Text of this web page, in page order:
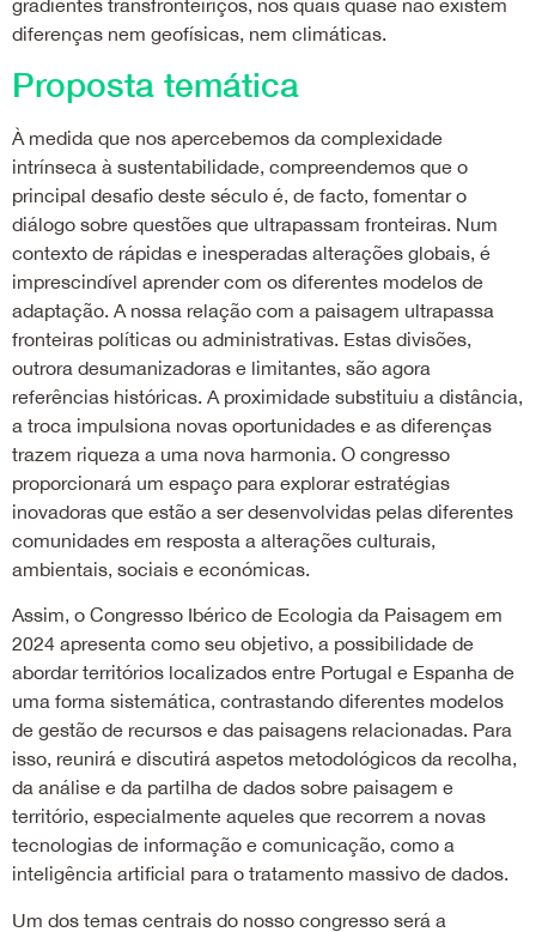
gradientes transfronteiriços, nos quais quase não existem
diferenças nem geofísicas, nem climáticas.
Proposta temática
À medida que nos apercebemos da complexidade
intrínseca à sustentabilidade, compreendemos que o
principal desafio deste século é, de facto, fomentar o
diálogo sobre questões que ultrapassam fronteiras. Num
contexto de rápidas e inesperadas alterações globais, é
imprescindível aprender com os diferentes modelos de
adaptação. A nossa relação com a paisagem ultrapassa
fronteiras políticas ou administrativas. Estas divisões,
outrora desumanizadoras e limitantes, são agora
referências históricas. A proximidade substituiu a distância,
a troca impulsiona novas oportunidades e as diferenças
trazem riqueza a uma nova harmonia. O congresso
proporcionará um espaço para explorar estratégias
inovadoras que estão a ser desenvolvidas pelas diferentes
comunidades em resposta a alterações culturais,
ambientais, sociais e económicas.
Assim, o Congresso Ibérico de Ecologia da Paisagem em
2024 apresenta como seu objetivo, a possibilidade de
abordar territórios localizados entre Portugal e Espanha de
uma forma sistemática, contrastando diferentes modelos
de gestão de recursos e das paisagens relacionadas. Para
isso, reunirá e discutirá aspetos metodológicos da recolha,
da análise e da partilha de dados sobre paisagem e
território, especialmente aqueles que recorrem a novas
tecnologias de informação e comunicação, como a
inteligência artificial para o tratamento massivo de dados.
Um dos temas centrais do nosso congresso será a